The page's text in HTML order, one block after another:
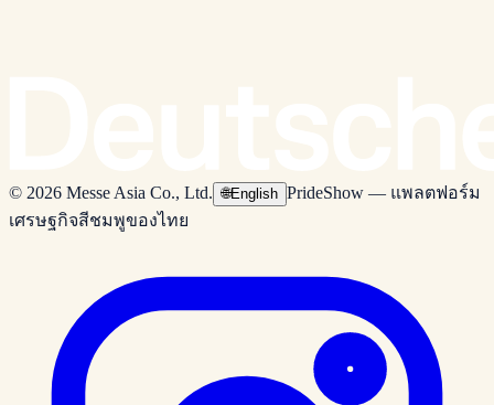
© 2026 Messe Asia Co., Ltd. 🌐English PrideShow — แพลตฟอร์ม
เศรษฐกิจสีชมพูของไทย